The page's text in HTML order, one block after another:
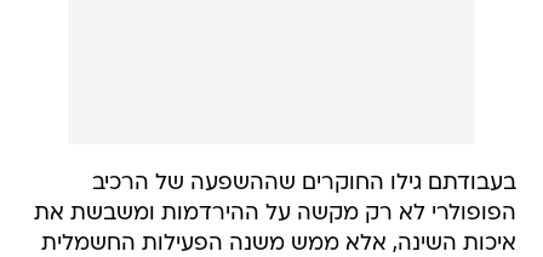
בעבודתם גילו החוקרים שההשפעה של הרכיב
הפופולרי לא רק מקשה על ההירדמות ומשבשת את
איכות השינה, אלא ממש משנה הפעילות החשמלית